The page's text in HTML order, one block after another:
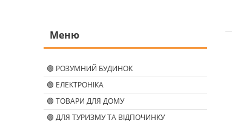
🟢 РОЗУМНИЙ БУДИНОК
🟢 ЕЛЕКТРОНІКА
🟢 ТОВАРИ ДЛЯ ДОМУ
🟢 ДЛЯ ТУРИЗМУ ТА ВІДПОЧИНКУ